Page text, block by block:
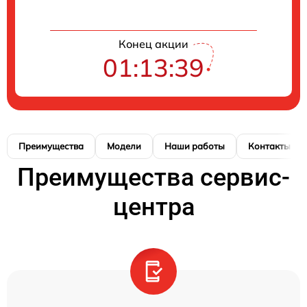
Конец акции
01:13:38
Преимущества Модели Наши работы Контакты
Преимущества сервис-
центра